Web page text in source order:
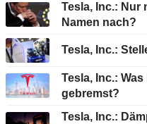
Tesla, Inc.:
Namen nach?
Tesla, Inc.:
Tesla, Inc.:
gebremst?
Tesla, Inc.: